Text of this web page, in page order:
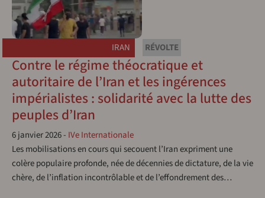
IRAN RÉVOLTE
Contre le régime théocratique et
autoritaire de l’Iran et les ingérences
impérialistes : solidarité avec la lutte des
peuples d’Iran
6 janvier 2026- IVe Internationale
Les mobilisations en cours qui secouent l’Iran expriment une
colère populaire profonde, née de décennies de dictature, de la vie
chère, de l’inflation incontrôlable et de l’effondrement des…